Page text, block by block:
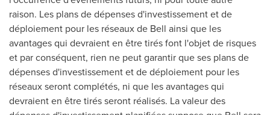
raison. Les plans de dépenses d'investissement et de
déploiement pour les réseaux de Bell ainsi que les
avantages qui devraient en être tirés font l'objet de risques
et par conséquent, rien ne peut garantir que ses plans de
dépenses d'investissement et de déploiement pour les
réseaux seront complétés, ni que les avantages qui
devraient en être tirés seront réalisés. La valeur des